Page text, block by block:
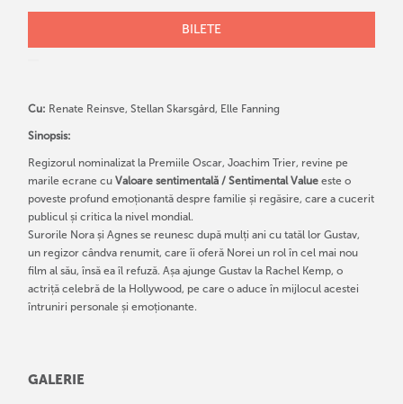
BILETE
Cu: Renate Reinsve, Stellan Skarsgård, Elle Fanning
Sinopsis:
Regizorul nominalizat la Premiile Oscar, Joachim Trier, revine pe
marile ecrane cuValoare sentimentală / Sentimental Value este o
poveste profund emoționantă despre familie și regăsire, care a cucerit
publicul și critica la nivel mondial.
Surorile Nora și Agnes se reunesc după mulți ani cu tatăl lor Gustav,
un regizor cândva renumit, care îi oferă Norei un rol în cel mai nou
film al său, însă ea îl refuză. Așa ajunge Gustav la Rachel Kemp, o
actriță celebră de la Hollywood, pe care o aduce în mijlocul acestei
întruniri personale și emoționante.
GALERIE